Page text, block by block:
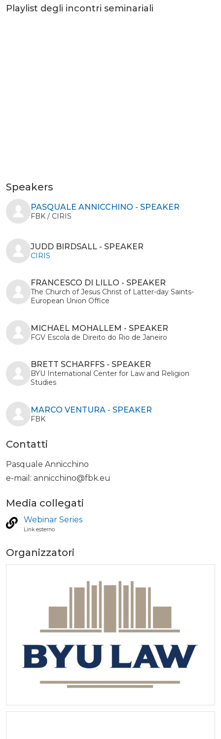
Playlist degli incontri seminariali
Speakers
PASQUALE ANNICCHINO - SPEAKER
FBK / CIRIS
JUDD BIRDSALL - SPEAKER
CIRIS
FRANCESCO DI LILLO - SPEAKER
The Church of Jesus Christ of Latter-day Saints-
European Union Office
MICHAEL MOHALLEM - SPEAKER
FGV Escola de Direito do Rio de Janeiro
BRETT SCHARFFS - SPEAKER
BYU International Center for Law and Religion
Studies
MARCO VENTURA - SPEAKER
FBK
Contatti
Pasquale Annicchino
e-mail: annicchino@fbk.eu
Media collegati
Webinar Series
Link esterno
Organizzatori